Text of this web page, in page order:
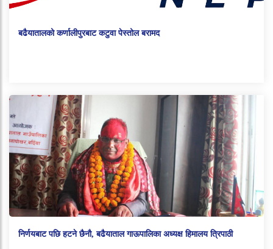
बढैयातालको कर्णालीपुरबाट कटुवा पेस्तोल बरामद
निर्णयबाट पछि हटने छैनौ, बढैयाताल गाऊपालिका अध्यक्ष हिमालय त्रिपाठी